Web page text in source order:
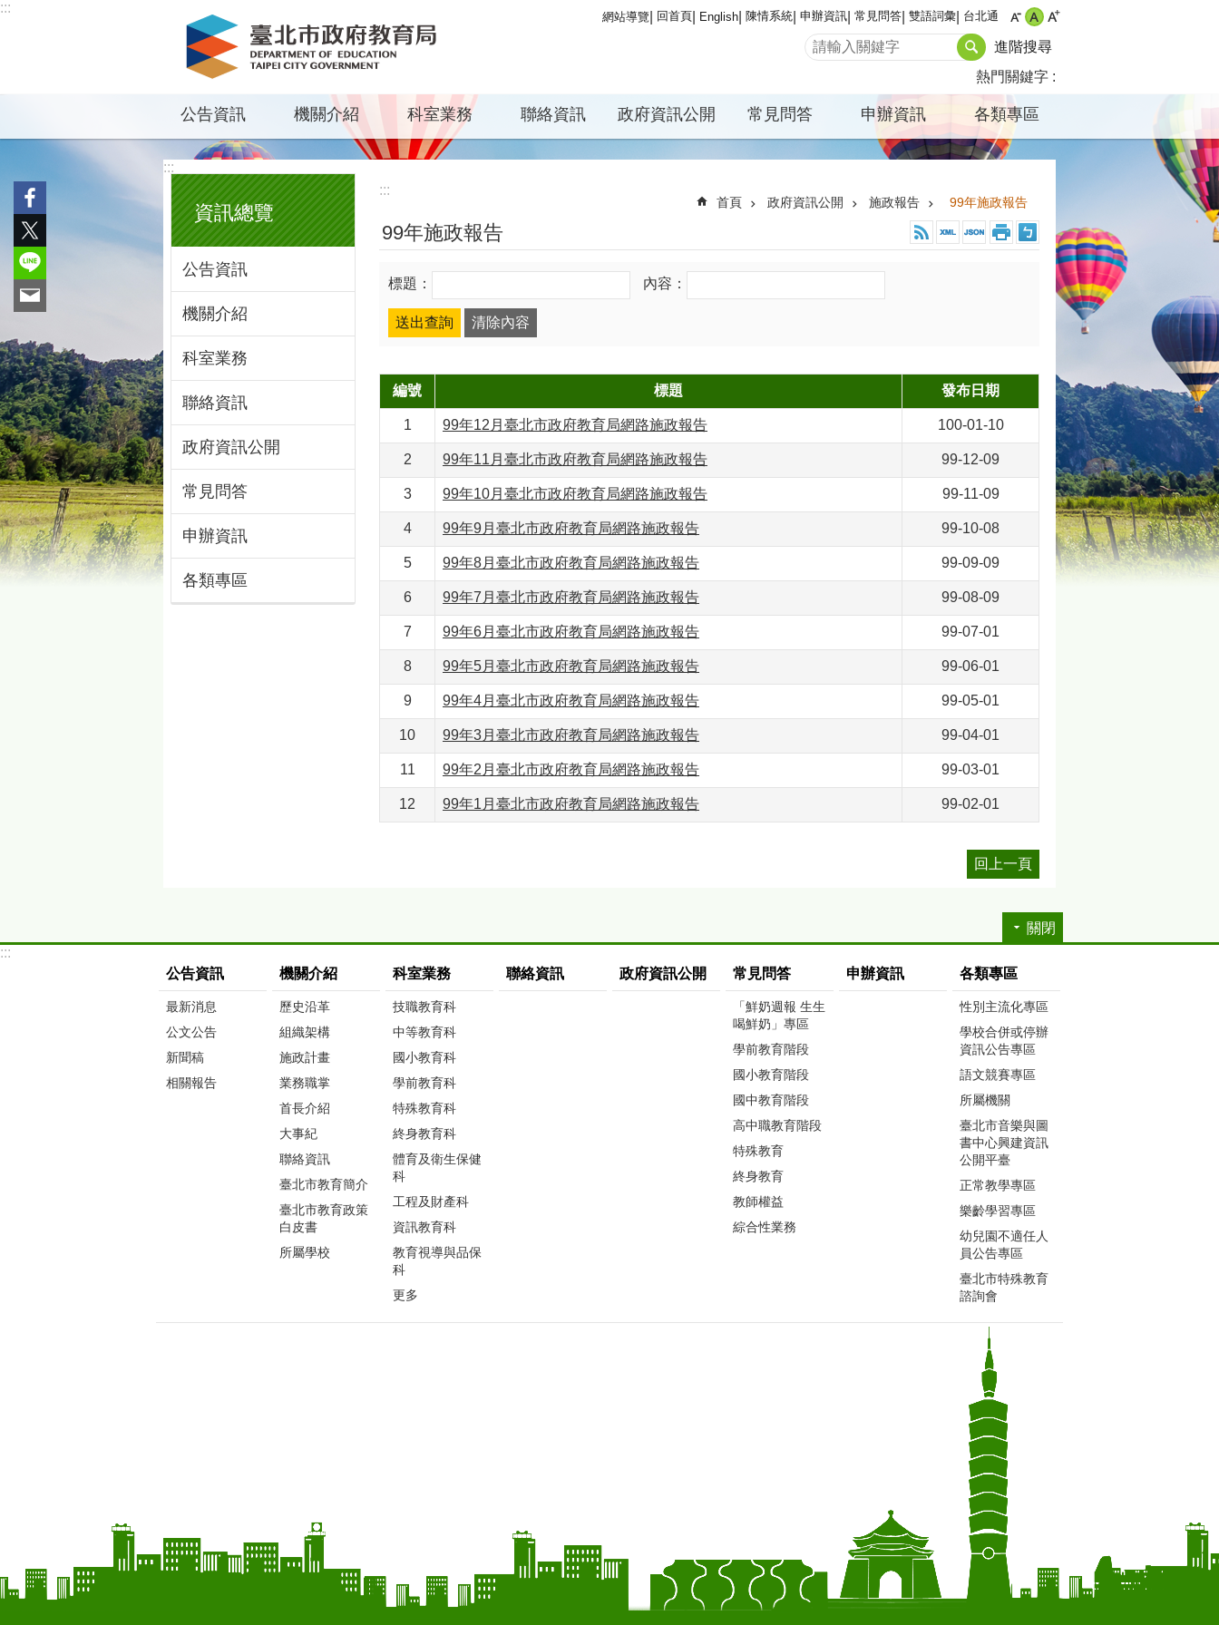
跳到主要內容區塊
:::
網站導覽 回首頁 English 陳情系統 申辦資訊 常見問答 雙語詞彙 台北通
進階搜尋
熱門關鍵字
公告資訊 機關介紹 科室業務 聯絡資訊 政府資訊公開 常見問答 申辦資訊 各類專區
:::
資訊總覽
公告資訊
機關介紹
科室業務
聯絡資訊
政府資訊公開
常見問答
申辦資訊
各類專區
:::
首頁 政府資訊公開 施政報告 99年施政報告
99年施政報告
標題： 內容：
編號 標題 發布日期
1 99年12月臺北市政府教育局網路施政報告 100-01-10
2 99年11月臺北市政府教育局網路施政報告 99-12-09
3 99年10月臺北市政府教育局網路施政報告 99-11-09
4 99年9月臺北市政府教育局網路施政報告 99-10-08
5 99年8月臺北市政府教育局網路施政報告 99-09-09
6 99年7月臺北市政府教育局網路施政報告 99-08-09
7 99年6月臺北市政府教育局網路施政報告 99-07-01
8 99年5月臺北市政府教育局網路施政報告 99-06-01
9 99年4月臺北市政府教育局網路施政報告 99-05-01
10 99年3月臺北市政府教育局網路施政報告 99-04-01
11 99年2月臺北市政府教育局網路施政報告 99-03-01
12 99年1月臺北市政府教育局網路施政報告 99-02-01
回上一頁
關閉
:::
公告資訊
最新消息
公文公告
新聞稿
相關報告
機關介紹
歷史沿革
組織架構
施政計畫
業務職掌
首長介紹
大事紀
聯絡資訊
臺北市教育簡介
臺北市教育政策
白皮書
所屬學校
科室業務
技職教育科
中等教育科
國小教育科
學前教育科
特殊教育科
終身教育科
體育及衛生保健
科
工程及財產科
資訊教育科
教育視導與品保
科
更多
聯絡資訊 政府資訊公開 常見問答
「鮮奶週報 生生
喝鮮奶」專區
學前教育階段
國小教育階段
國中教育階段
高中職教育階段
特殊教育
終身教育
教師權益
綜合性業務
申辦資訊 各類專區
性別主流化專區
學校合併或停辦
資訊公告專區
語文競賽專區
所屬機關
臺北市音樂與圖
書中心興建資訊
公開平臺
正常教學專區
樂齡學習專區
幼兒園不適任人
員公告專區
臺北市特殊教育
諮詢會